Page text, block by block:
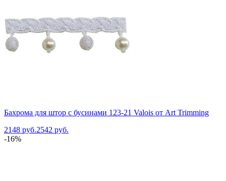
Бахрома для штор с бусинами 123-21 Valois от Art Trimming
2148 руб.2542 руб.
-16%